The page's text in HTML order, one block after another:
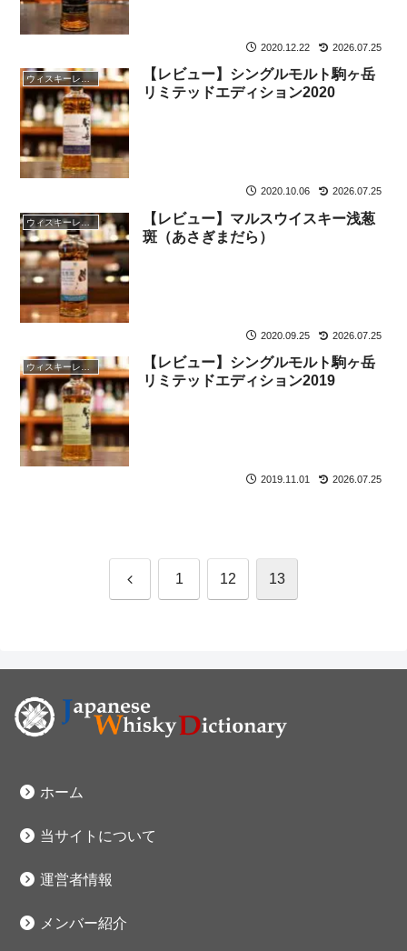
2020.12.22 2026.07.25
ウィスキーレビュー
【レビュー】シングルモルト駒ヶ岳
リミテッドエディション2020
2020.10.06 2026.07.25
ウィスキーレビュー
【レビュー】マルスウイスキー浅葱
斑（あさぎまだら）
2020.09.25 2026.07.25
【レビュー】シングルモルト駒ヶ岳
リミテッドエディション2019
2019.11.01 2026.07.25
前 1 12 13
ホーム
当サイトについて
運営者情報
メンバー紹介